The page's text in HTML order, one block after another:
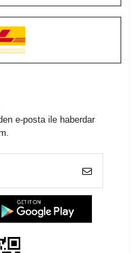
e-posta ile haberdar